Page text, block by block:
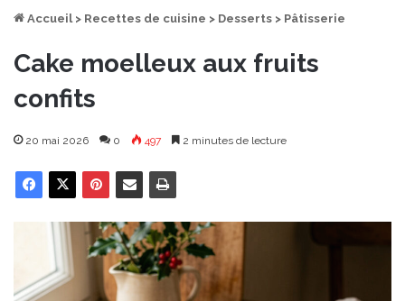
Accueil > Recettes de cuisine > Desserts > Pâtisserie
Cake moelleux aux fruits
confits
20 mai 2026 0 497 2 minutes de lecture